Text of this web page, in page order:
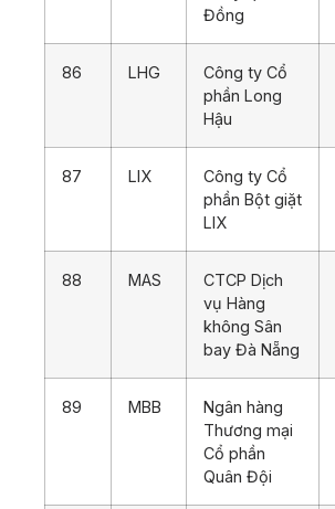
Đồng
86 LHG
Công ty Cổ
phần Long
Hậu
87 LIX
Công ty Cổ
phần Bột giặt
LIX
88 MAS
CTCP Dịch
vụ Hàng
không Sân
bay Đà Nẵng
89 MBB
Ngân hàng
Thương mại
Cổ phần
Quân Đội